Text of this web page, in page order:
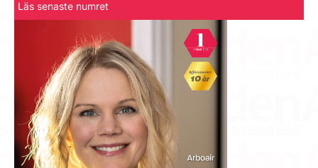
Läs senaste numret